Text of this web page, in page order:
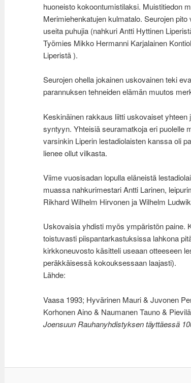
huoneisto kokoontumistilaksi. Muistitiedon
Merimiehenkatujen kulmatalo. Seurojen
useita puhujia (nahkuri Antti Hyttinen
Työmies Mikko Hermanni Karjalainen
Liperistä ).
Seurojen ohella jokainen uskovainen teki
parannuksen tehneiden elämän muutos
Keskinäinen rakkaus liitti uskovaiset
syntyyn. Yhteisiä seuramatkoja eri puolelle
varsinkin Liperin lestadiolaisten kanssa oli
lienee ollut vilkasta.
Viime vuosisadan lopulla eläneistä
muassa nahkurimestari Antti Larinen,
Rikhard Wilhelm Hirvonen ja Wilhelm
Uskovaisia yhdisti myös ympäristön paine.
toistuvasti piispantarkastuksissa lahkona
kirkkoneuvosto käsitteli useaan otteeseen
peräkkäisessä kokouksessaan laajasti).
Lähde:
Vaasa 1993; Hyvärinen Mauri & Juvonen
Korhonen Aino & Naumanen Tauno &
Joensuun Rauhanyhdistyksen täyttäessä